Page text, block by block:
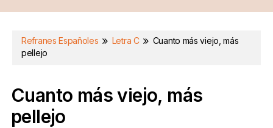
Refranes Españoles Letra C
Cuanto más viejo, más
pellejo
Cuanto más viejo, más
pellejo